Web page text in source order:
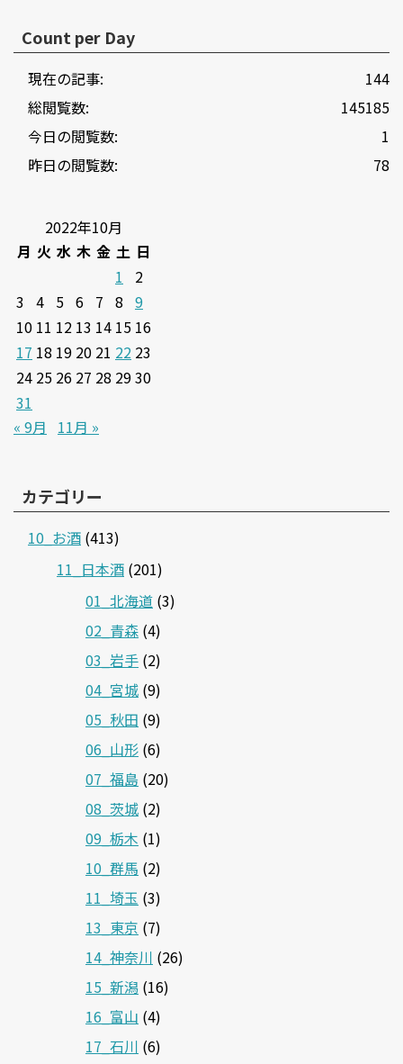
Count per Day
144
現在の記事:
145185
総閲覧数:
1
今日の閲覧数:
78
昨日の閲覧数:
2022年10月
月 火 水 木 金 土 日
1
2
3 4 5 6 7 8 9
10 11 12 13 14 15 16
17 18 19 20 21 22 23
24 25 26 27 28 2930
31
« 9月
11月 »
カテゴリー
10_お酒 (413)
11_日本酒 (201)
01_北海道 (3)
02_青森 (4)
03_岩手 (2)
04_宮城 (9)
05_秋田 (9)
06_山形 (6)
07_福島 (20)
08_茨城 (2)
09_栃木 (1)
10_群馬 (2)
11_埼玉 (3)
13_東京 (7)
14_神奈川 (26)
15_新潟 (16)
16_富山 (4)
17_石川 (6)